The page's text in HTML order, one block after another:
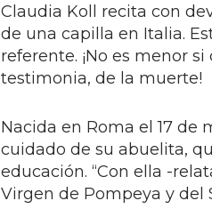
Claudia Koll recita con
de una capilla en Italia.
referente. ¡No es menor
testimonia, de la muerte!
Nacida en Roma el 17 de
cuidado de su abuelita,
educación. “Con ella -
Virgen de Pompeya y del